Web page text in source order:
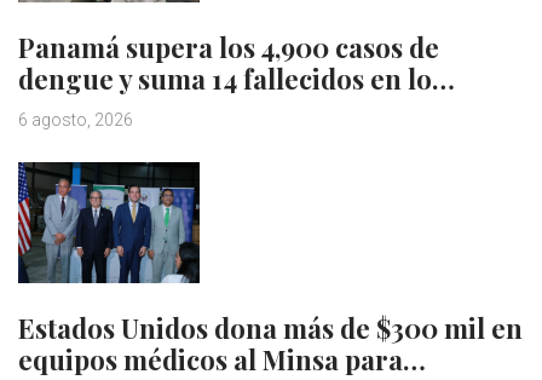
Panamá supera los 4,900 casos de
dengue y suma 14 fallecidos en lo…
6 agosto, 2026
Estados Unidos dona más de $300 mil en
equipos médicos al Minsa para…